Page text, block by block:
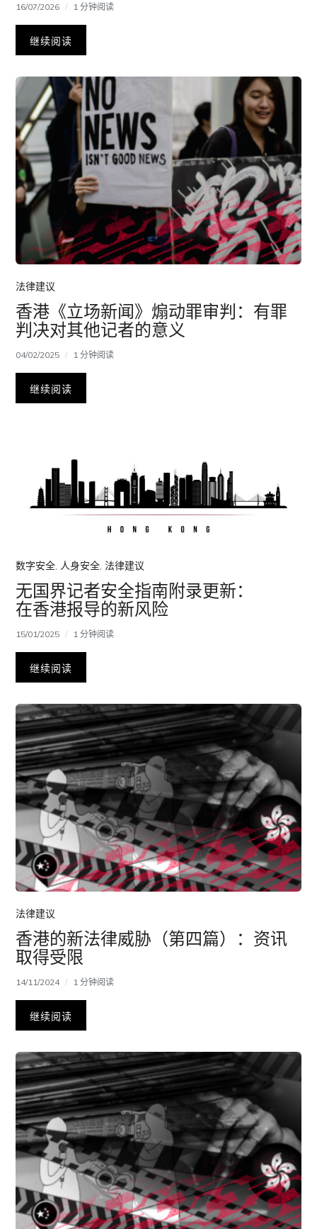
16/07/2026 1 分钟阅读
继续阅读
法律建议
香港《立场新闻》煽动罪审判：有罪
判决对其他记者的意义
04/02/2025 1 分钟阅读
继续阅读
数字安全, 人身安全, 法律建议
无国界记者安全指南附录更新：
在香港报导的新风险
15/01/2025 1 分钟阅读
继续阅读
法律建议
香港的新法律威胁（第四篇）：资讯
取得受限
14/11/2024 1 分钟阅读
继续阅读